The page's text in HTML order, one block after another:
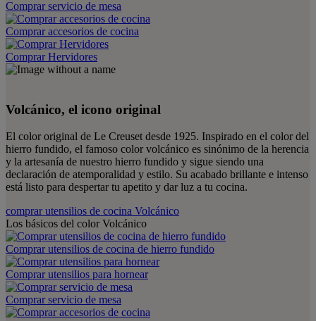
Comprar servicio de mesa
Comprar accesorios de cocina
Comprar Hervidores
Volcánico, el icono original
El color original de Le Creuset desde 1925. Inspirado en el color del
hierro fundido, el famoso color volcánico es sinónimo de la herencia
y la artesanía de nuestro hierro fundido y sigue siendo una
declaración de atemporalidad y estilo. Su acabado brillante e intenso
está listo para despertar tu apetito y dar luz a tu cocina.
comprar utensilios de cocina Volcánico
Los básicos del color Volcánico
Comprar utensilios de cocina de hierro fundido
Comprar utensilios para hornear
Comprar servicio de mesa